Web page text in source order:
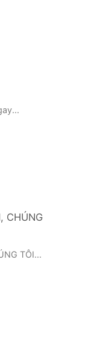
CHÚNG
TÔI...